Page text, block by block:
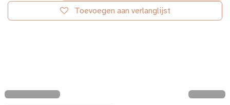
Toevoegen aan verlanglijst